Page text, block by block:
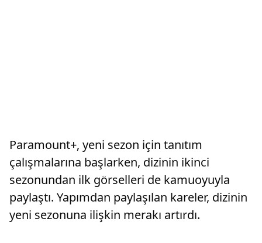
Paramount+, yeni sezon için tanıtım
çalışmalarına başlarken, dizinin ikinci
sezonundan ilk görselleri de kamuoyuyla
paylaştı. Yapımdan paylaşılan kareler, dizinin
yeni sezonuna ilişkin merakı artırdı.